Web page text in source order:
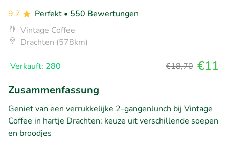
9.7 Perfekt • 550 Bewertungen
Vintage Coffee
Drachten (578km)
Verkauft: 280 €18,70 €11
Zusammenfassung
Geniet van een verrukkelijke 2-gangenlunch bij Vintage
Coffee in hartje Drachten: keuze uit verschillende soepen
en broodjes